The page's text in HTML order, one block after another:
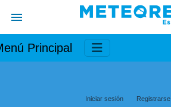
Principal
Iniciar sesión Registrarse